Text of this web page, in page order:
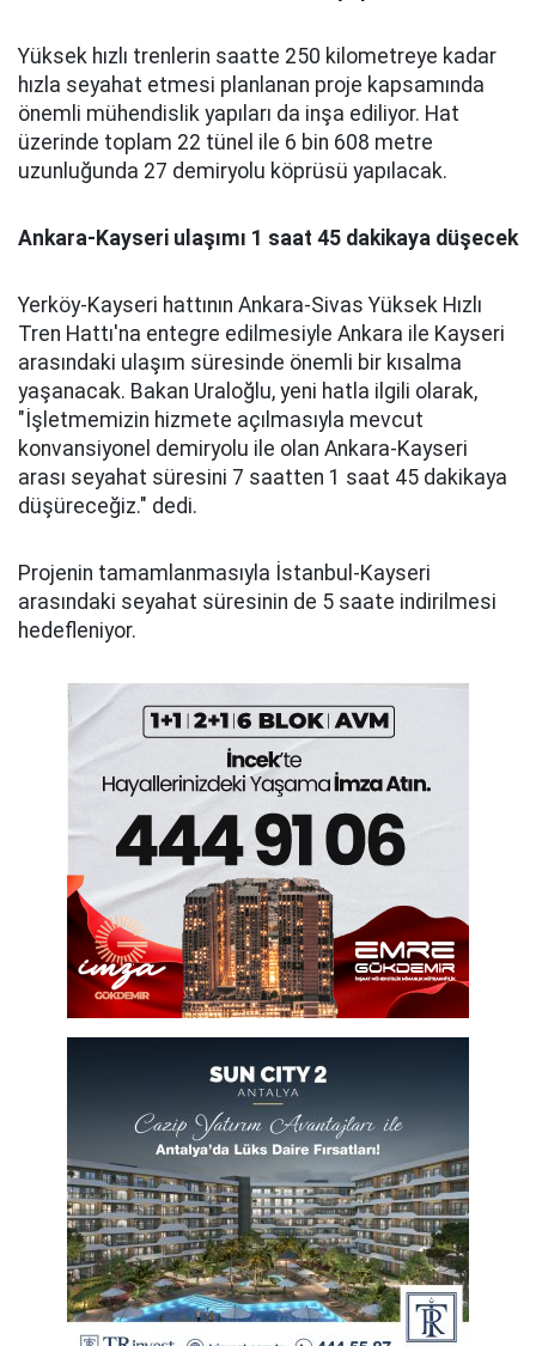
Yüksek hızlı trenlerin saatte 250 kilometreye kadar
hızla seyahat etmesi planlanan proje kapsamında
önemli mühendislik yapıları da inşa ediliyor. Hat
üzerinde toplam 22 tünel ile 6 bin 608 metre
uzunluğunda 27 demiryolu köprüsü yapılacak.
Ankara-Kayseri ulaşımı 1 saat 45 dakikaya düşecek
Yerköy-Kayseri hattının Ankara-Sivas Yüksek Hızlı
Tren Hattı'na entegre edilmesiyle Ankara ile Kayseri
arasındaki ulaşım süresinde önemli bir kısalma
yaşanacak. Bakan Uraloğlu, yeni hatla ilgili olarak,
"İşletmemizin hizmete açılmasıyla mevcut
konvansiyonel demiryolu ile olan Ankara-Kayseri
arası seyahat süresini 7 saatten 1 saat 45 dakikaya
düşüreceğiz." dedi.
Projenin tamamlanmasıyla İstanbul-Kayseri
arasındaki seyahat süresinin de 5 saate indirilmesi
hedefleniyor.